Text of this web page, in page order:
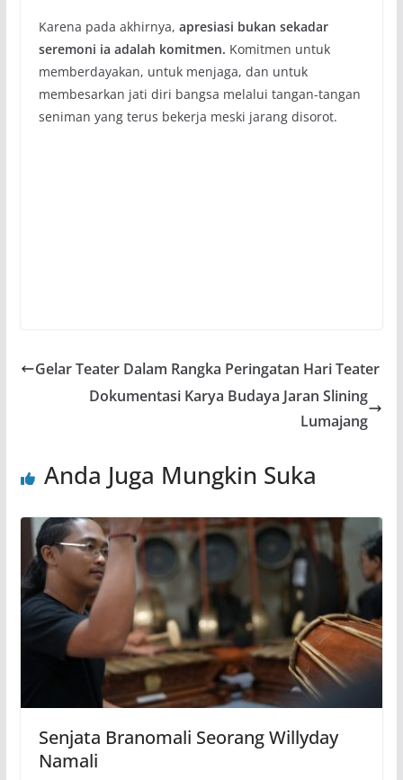
Karena pada akhirnya, apresiasi bukan sekadar
seremoni ia adalah komitmen. Komitmen untuk
memberdayakan, untuk menjaga, dan untuk
membesarkan jati diri bangsa melalui tangan-tangan
seniman yang terus bekerja meski jarang disorot.
Gelar Teater Dalam Rangka Peringatan Hari Teater
Dokumentasi Karya Budaya Jaran Slining
Lumajang
Anda Juga Mungkin Suka
Senjata Branomali Seorang Willyday
Namali